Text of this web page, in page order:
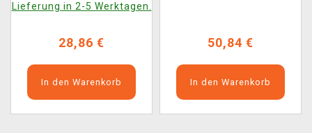
Lieferung in 2-5 Werktagen.
28,86 €
In den Warenkorb
50,84 €
In den Warenkorb